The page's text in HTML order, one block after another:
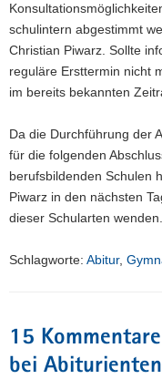
schulintern abgestimmt
Christian Piwarz. Sollte
reguläre Ersttermin nicht
im bereits bekannten
Da die Durchführung der
für die folgenden
berufsbildenden Schulen
Piwarz in den nächsten
dieser Schularten wenden.
Schlagworte: Abitur,
15
bei